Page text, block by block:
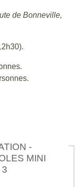
de Bonneville,
-
MINI